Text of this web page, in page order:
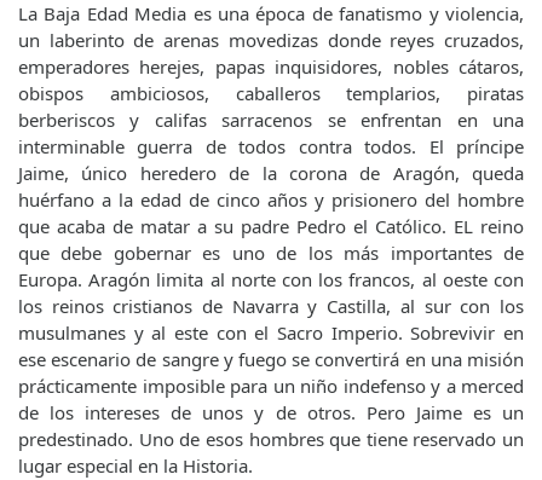
La Baja Edad Media es una época de fanatismo y violencia,
un laberinto de arenas movedizas donde reyes cruzados,
emperadores herejes, papas inquisidores, nobles cátaros,
obispos ambiciosos, caballeros templarios, piratas
berberiscos y califas sarracenos se enfrentan en una
interminable guerra de todos contra todos. El príncipe
Jaime, único heredero de la corona de Aragón, queda
huérfano a la edad de cinco años y prisionero del hombre
que acaba de matar a su padre Pedro el Católico. EL reino
que debe gobernar es uno de los más importantes de
Europa. Aragón limita al norte con los francos, al oeste con
los reinos cristianos de Navarra y Castilla, al sur con los
musulmanes y al este con el Sacro Imperio. Sobrevivir en
ese escenario de sangre y fuego se convertirá en una misión
prácticamente imposible para un niño indefenso y a merced
de los intereses de unos y de otros. Pero Jaime es un
predestinado. Uno de esos hombres que tiene reservado un
lugar especial en la Historia.